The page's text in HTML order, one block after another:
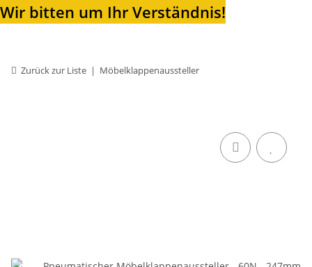
Wir bitten um Ihr Verständnis!
Zurück zur Liste Möbelklappenaussteller